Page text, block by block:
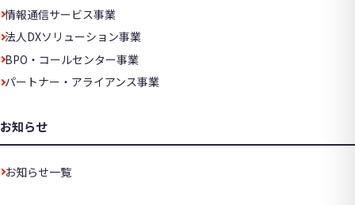
情報通信サービス事業
法人DXソリューション事業
BPO・コールセンター事業
パートナー・アライアンス事業
お知らせ
お知らせ一覧